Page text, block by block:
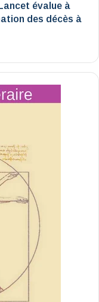
évalue à
des décès à